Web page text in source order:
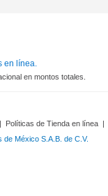
en línea.
en montos totales.
| Políticas de Tienda en línea |
México S.A.B. de C.V.